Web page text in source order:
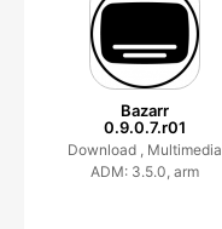
Bazarr
0.9.0.7.r01
Download , Multimedia
ADM: 3.5.0, arm